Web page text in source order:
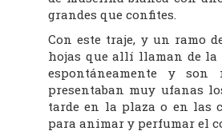
grandes que confites.
Con este traje, y un ramo
hojas que allí llaman de la
espontáneamente y son
presentaban muy ufanas
tarde en la plaza o en las
para animar y perfumar el